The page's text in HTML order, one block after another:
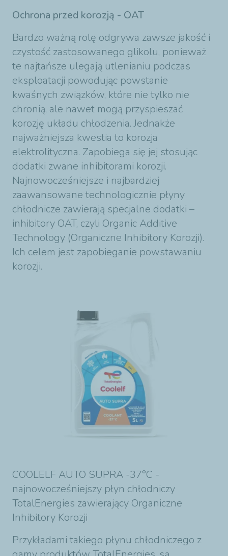
Ochrona przed korozją - OAT
Bardzo ważną rolę odgrywa zawsze jakość i
czystość zastosowanego glikolu, ponieważ
te najtańsze ulegają utlenianiu podczas
eksploatacji powodując powstanie
kwaśnych związków, które nie tylko nie
chronią, ale nawet mogą przyspieszać
korozję układu chłodzenia. Jednakże
najważniejsza kwestia to korozja
elektrolityczna. Zapobiega się jej stosując
dodatki zwane inhibitorami korozji.
Najnowocześniejsze i najbardziej
zaawansowane technologicznie płyny
chłodnicze zawierają specjalne dodatki –
inhibitory OAT, czyli Organic Additive
Technology (Organiczne Inhibitory Korozji).
Ich celem jest zapobieganie powstawaniu
korozji.
COOLELF AUTO SUPRA -37°C -
najnowocześniejszy płyn chłodniczy
TotalEnergies zawierający Organiczne
Inhibitory Korozji
Przykładami takiego płynu chłodniczego z